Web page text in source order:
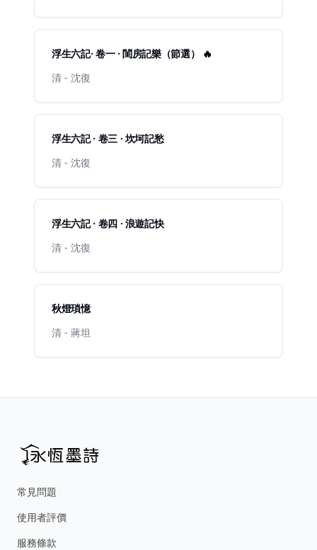
浮生六記· 卷一 · 閨房記樂（節選） 🔥
清 - 沈復
浮生六記 · 卷三 · 坎坷記愁
清 - 沈復
浮生六記 · 卷四 · 浪遊記快
清 - 沈復
秋燈瑣憶
清 - 蔣坦
常見問題
使用者評價
服務條款